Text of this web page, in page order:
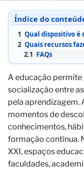
Índice do
1 Qual dispositivo é
2 Quais recursos
2.1 FAQs
A educação
socialização entre
pela aprendizagem.
momentos de
conhecimentos,
formação contínua.
XXI, espaços
faculdades,